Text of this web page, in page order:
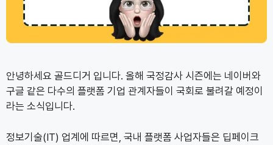
안녕하세요 골드디거 입니다. 올해 국정감사 시즌에는 네이버와
구글 같은 다수의 플랫폼 기업 관계자들이 국회로 불려갈 예정이
라는 소식입니다.
정보기술(IT) 업계에 따르면, 국내 플랫폼 사업자들은 딥페이크